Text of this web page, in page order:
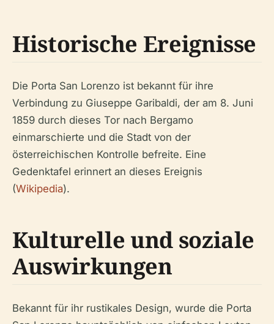
Historische Ereignisse
Die Porta San Lorenzo ist bekannt für ihre
Verbindung zu Giuseppe Garibaldi, der am 8. Juni
1859 durch dieses Tor nach Bergamo
einmarschierte und die Stadt von der
österreichischen Kontrolle befreite. Eine
Gedenktafel erinnert an dieses Ereignis
(Wikipedia).
Kulturelle und soziale
Auswirkungen
Bekannt für ihr rustikales Design, wurde die Porta